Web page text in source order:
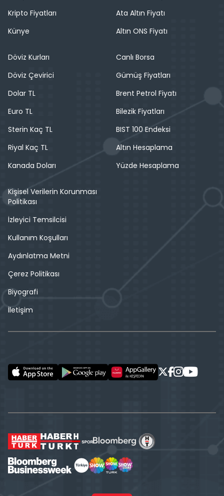
Kripto Fiyatları
Künye
Ata Altın Fiyatı
Altın ONS Fiyatı
Döviz Kurları
Döviz Çevirici
Dolar TL
Euro TL
Sterin Kaç TL
Riyal Kaç TL
Kanada Doları
Canlı Borsa
Gümüş Fiyatları
Brent Petrol Fiyatı
Bilezik Fiyatları
BIST 100 Endeksi
Altın Hesaplama
Yüzde Hesaplama
Kişisel Verilerin Korunması
Politikası
İzleyici Temsilcisi
Kullanım Koşulları
Aydınlatma Metni
Çerez Politikası
Biyografi
İletişim